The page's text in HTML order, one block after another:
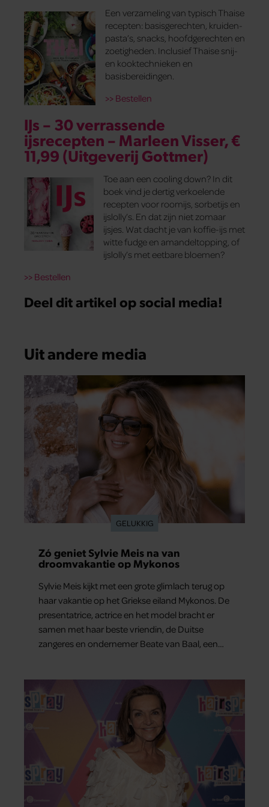
Een verzameling van typisch Thaise
recepten: basisgerechten, kruiden­
pasta’s, snacks, hoofdgerechten en
­zoetigheden. Inclusief Thaise snij-
en kooktechnieken en
basisbereidingen.
>> Bestellen
IJs – 30 verrassende
ijsrecepten – Marleen Visser, €
11,99 (Uitgeverij Gottmer)
Toe aan een cooling down? In dit
boek vind je dertig verkoelende
recepten voor roomijs, sorbetijs en
ijslolly’s. En dat zijn niet zomaar
ijsjes. Wat dacht je van koffie-ijs met
witte fudge en amandeltopping, of
ijslolly’s met eetbare bloemen?
>> Bestellen
Deel dit artikel op social media!
Uit andere media
GELUKKIG
Zó geniet Sylvie Meis na van
droomvakantie op Mykonos
Sylvie Meis kijkt met een grote glimlach terug op
haar vakantie op het Griekse eiland Mykonos. De
presentatrice, actrice en het model bracht er
samen met haar beste vriendin, de Duitse
zangeres en ondernemer Beate van Baal, een
bestemming én vertelt ze hoe bijzonder de reis
voor haar is geweest.